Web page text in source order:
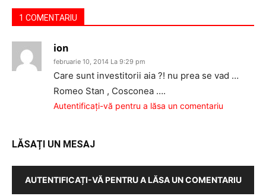
1 COMENTARIU
ion
februarie 10, 2014 La 9:29 pm
Care sunt investitorii aia ?! nu prea se vad …
Romeo Stan , Cosconea ….
Autentificați-vă pentru a lăsa un comentariu
LĂSAȚI UN MESAJ
AUTENTIFICAȚI-VĂ PENTRU A LĂSA UN COMENTARIU